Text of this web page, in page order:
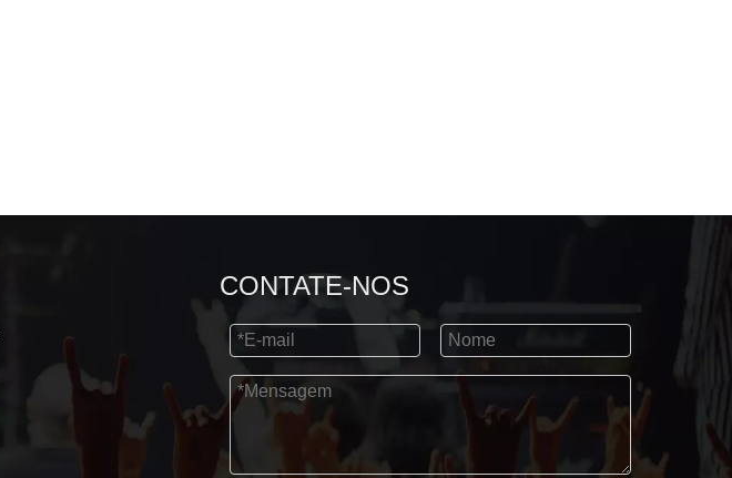
CONTATE-NOS